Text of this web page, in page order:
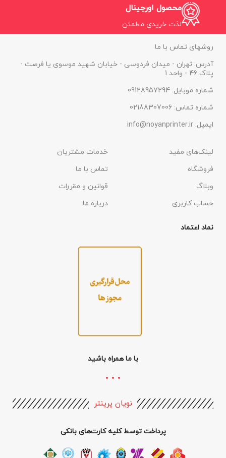
محصول اورجینال
لذت خریدی مطمئن.
روشهای تماس با ما
آدرس: تهران - میدان فردوسی - خیابان شهید موسوی یا فرصت -
پلاک 46 - واحد 1
شماره موبایل: 09128957294
شماره تماس: 02188307006
ایمیل: info@noyanprinter.ir
لینک‌های مفید
فروشگاه
وبلاگ
حساب کاربری
خدمات مشتریان
تماس با ما
قوانین و مقررات
درباره ما
نماد اعتماد
با ما همراه باشید
نویان پرینتر
پرداخت توسط کلیه کارت‌های بانکی